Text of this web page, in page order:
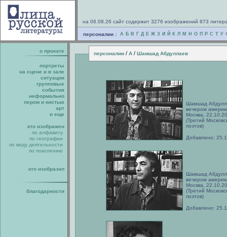
на 06.08.26 сайт содержит 3276 изображений 873
персоналии : А Б В Г Д Е Ж З И Й К Л М Н О П Р С Т У
о проекте персоналии / А / Шамшад Абдуллаев
портреты
на сцене и в зале
ситуации
групповые
события
неформально
пером и кистью
арт
и еще
кто изображен
по алфавиту
по географии
по виду деятельности
по поколению
кто изобразил
благодарности
Шамшад
вечером
Москва,
(Третий
поэтов)
Добавлено:
Шамшад
вечером
Москва,
(Третий
поэтов)
Добавлено: